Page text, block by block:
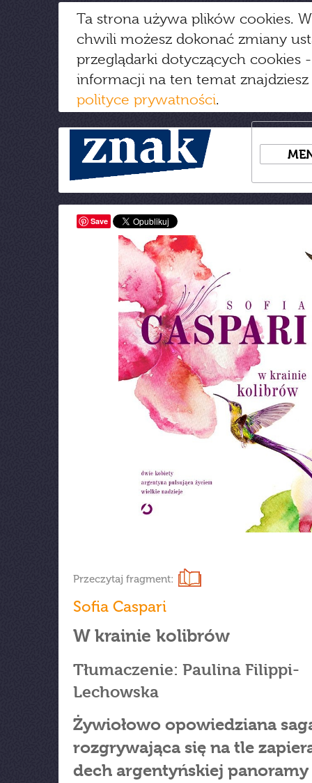
Ta strona używa plików cookies.
chwili możesz dokonać zmiany
przeglądarki dotyczących cookies
informacji na ten temat
polityce prywatności.
Save
Przeczytaj fragment:
Sofia Caspari
W krainie kolibrów
Tłumaczenie: Paulina Filippi-
Lechowska
Żywiołowo opowiedziana
rozgrywająca się na tle
dech argentyńskiej panoramy